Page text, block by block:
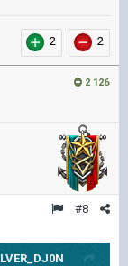
2 2
2 126
#8